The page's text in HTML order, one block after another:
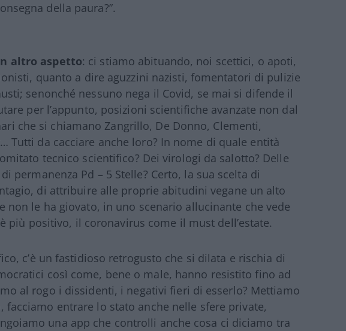
della paura?”.
altro aspetto: ci stiamo abituando, noi scettici, o apoti,
quanto a dire aguzzini nazisti, fomentatori di pulizie
senonché nessuno nega il Covid, se mai si difende il
per l’appunto, posizioni scientifiche avanzate non dal
che si chiamano Zangrillo, De Donno, Clementi,
Tutti da cacciare anche loro? In nome di quale entità
tecnico scientifico? Dei virologi da salotto? Delle
permanenza Pd – 5 Stelle? Certo, la sua scelta di
di attribuire alle proprie abitudini vegane un alto
le ha giovato, in uno scenario allucinante che vede
più positivo, il coronavirus come il must dell’estate.
c’è un fastidioso retrogusto che si dilata e rischia di
così come, bene o male, hanno resistito fino ad
al rogo i dissidenti, i negativi fieri di esserlo? Mettiamo
facciamo entrare lo stato anche nelle sfere private,
una app che controlli anche cosa ci diciamo tra